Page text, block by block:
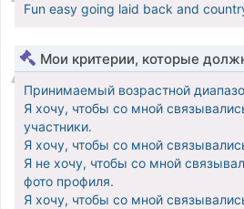
Fun easy going laid back and
Мои критерии, которые
Принимаемый возрастной
Я хочу, чтобы со мной
участники.
Я хочу, чтобы со мной
Я не хочу, чтобы со мной
фото профиля.
Я хочу, чтобы со мной